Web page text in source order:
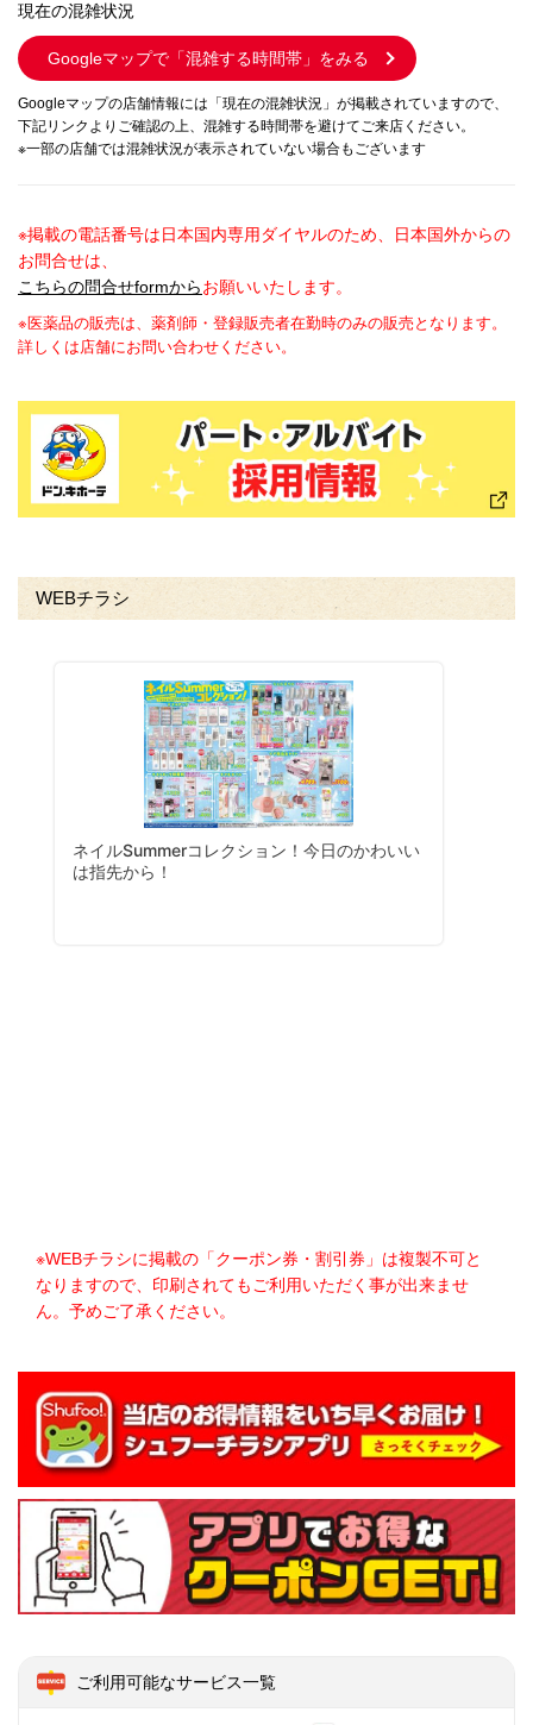
現在の混雑状況
Googleマップで 「混雑する時間帯」をみる
Googleマップの店舗情報には「現在の混雑状況」が掲載されていますので、
下記リンクよりご確認の上、混雑する時間帯を避けてご来店ください。
※一部の店舗では混雑状況が表示されていない場合もございます
※掲載の電話番号は日本国内専用ダイヤルのため、日本国外からの
お問合せは、
こちらの問合せformからお願いいたします。
※医薬品の販売は、薬剤師・登録販売者在勤時のみの販売となります。
詳しくは店舗にお問い合わせください。
WEBチラシ
※WEBチラシに掲載の「クーポン券・割引券」は複製不可と
なりますので、印刷されてもご利用いただく事が出来ませ
ん。予めご了承ください。
ご利用可能なサービス一覧